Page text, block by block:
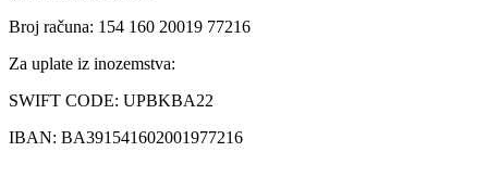
Broj računa: 154 160 20019 77216
Za uplate iz inozemstva:
SWIFT CODE: UPBKBA22
IBAN: BA391541602001977216